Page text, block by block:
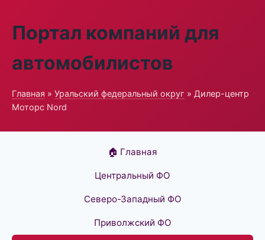
Портал компаний для
автомобилистов
Главная » Уральский федеральный округ » Дилер-центр
Моторс Nord
🏠 Главная
Центральный ФО
Северо-Западный ФО
Приволжский ФО